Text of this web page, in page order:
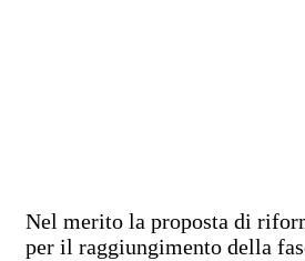
Nel merito la proposta di
per il raggiungimento della